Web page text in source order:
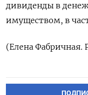
дивиденды в
имуществом, ​в
(Елена